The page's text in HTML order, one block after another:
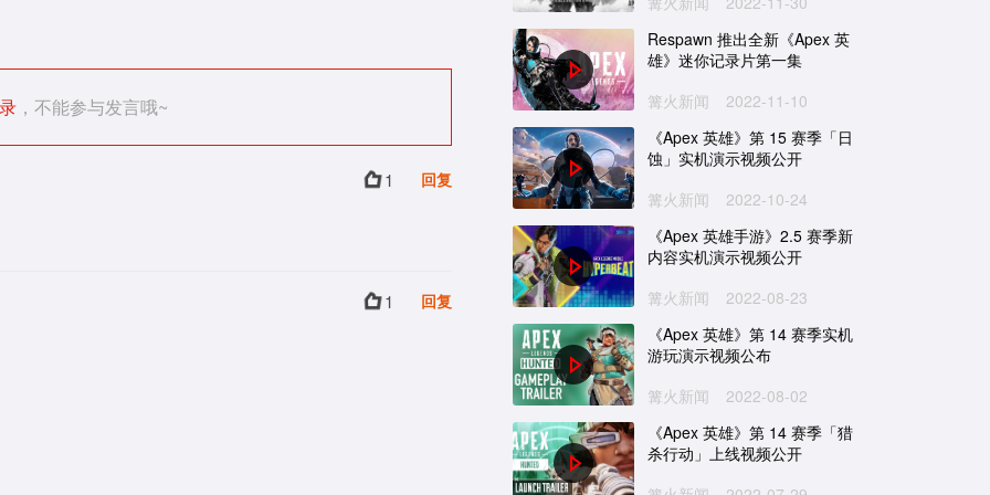
，不能参与发言哦~
1 回复
1 回复
Respawn 推出全新《Apex 英
雄》迷你记录片第一集
篝火新闻
2022-11-10
《Apex 英雄》第 15 赛季「日
蚀」实机演示视频公开
篝火新闻
2022-10-24
《Apex 英雄手游》2.5 赛季新
内容实机演示视频公开
篝火新闻
2022-08-23
《Apex 英雄》第 14 赛季实机
游玩演示视频公布
篝火新闻
2022-08-02
《Apex 英雄》第 14 赛季「猎
杀行动」上线视频公开